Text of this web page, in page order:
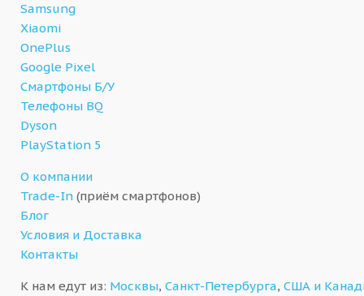
Samsung
Xiaomi
OnePlus
Google Pixel
Смартфоны Б/У
Телефоны BQ
Dyson
PlayStation 5
О компании
Trade-In (приём смартфонов)
Блог
Условия и Доставка
Контакты
К нам едут из: Москвы, Санкт-Петербурга, США и